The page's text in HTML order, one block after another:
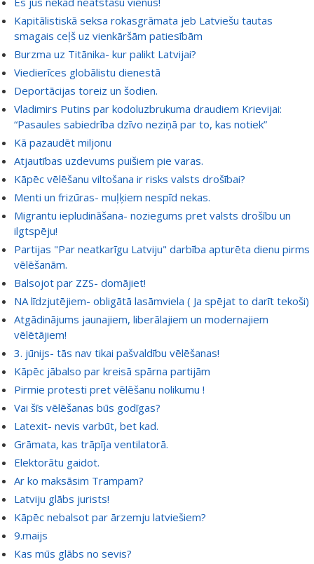
Kapitālistiskā seksa rokasgrāmata jeb Latviešu tautas
smagais ceļš uz vienkāršām patiesībām
Burzma uz Titānika- kur palikt Latvijai?
Viedierīces globālistu dienestā
Deportācijas toreiz un šodien.
Vladimirs Putins par kodoluzbrukuma draudiem Krievijai:
“Pasaules sabiedrība dzīvo neziņā par to, kas notiek”
Kā pazaudēt miljonu
Atjautības uzdevums puišiem pie varas.
Kāpēc vēlēšanu viltošana ir risks valsts drošībai?
Menti un frizūras- muļķiem nespīd nekas.
Migrantu iepludināšana- noziegums pret valsts drošību un
ilgtspēju!
Partijas "Par neatkarīgu Latviju" darbība apturēta dienu pirms
vēlēšanām.
Balsojot par ZZS- domājiet!
NA līdzjutējiem- obligātā lasāmviela ( Ja spējat to darīt tekoši)
Atgādinājums jaunajiem, liberālajiem un modernajiem
vēlētājiem!
3. jūnijs- tās nav tikai pašvaldību vēlēšanas!
Kāpēc jābalso par kreisā spārna partijām
Pirmie protesti pret vēlēšanu nolikumu !
Vai šīs vēlēšanas būs godīgas?
Latexit- nevis varbūt, bet kad.
Grāmata, kas trāpīja ventilatorā.
Elektorātu gaidot.
Ar ko maksāsim Trampam?
Latviju glābs jurists!
Kāpēc nebalsot par ārzemju latviešiem?
9.maijs
Kas mūs glābs no sevis?